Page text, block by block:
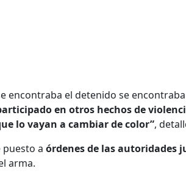
encontraba el detenido se
en otros hechos de
lo vayan a cambiar de color”,
puesto a órdenes de las autoridades
arma.